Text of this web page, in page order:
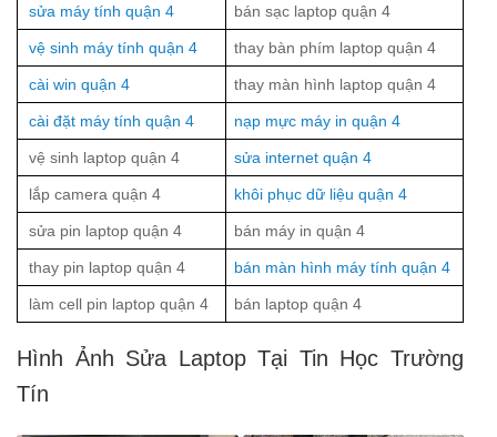
sửa máy tính quận 4 bán sạc laptop quận 4
vệ sinh máy tính quận 4 thay bàn phím laptop quận 4
cài win quận 4 thay màn hình laptop quận 4
cài đặt máy tính quận 4 nạp mực máy in quận 4
vệ sinh laptop quận 4 sửa internet quận 4
lắp camera quận 4 khôi phục dữ liệu quận 4
sửa pin laptop quận 4 bán máy in quận 4
thay pin laptop quận 4 bán màn hình máy tính quận 4
làm cell pin laptop quận 4 bán laptop quận 4
Hình Ảnh Sửa Laptop Tại Tin Học Trường
Tín